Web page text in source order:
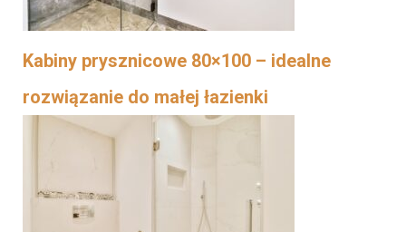
Kabiny prysznicowe 80×100 – idealne
rozwiązanie do małej łazienki